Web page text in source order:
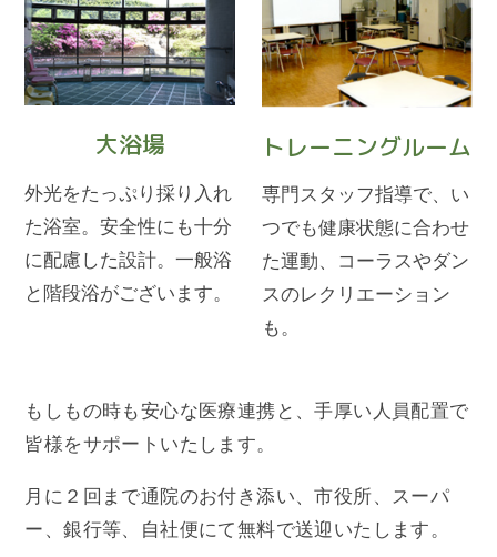
大浴場
外光をたっぷり採り入れ
た浴室。安全性にも十分
に配慮した設計。一般浴
と階段浴がございます。
トレーニングルーム
専門スタッフ指導で、い
つでも健康状態に合わせ
た運動、コーラスやダン
スのレクリエーション
も。
もしもの時も安心な医療連携と、手厚い人員配置で
皆様をサポートいたします。
月に２回まで通院のお付き添い、市役所、スーパ
ー、銀行等、自社便にて無料で送迎いたします。